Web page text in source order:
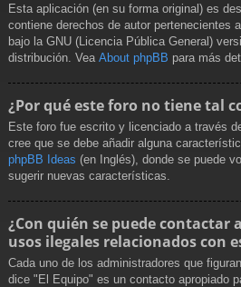
Esta aplicación (en su forma original) es
contiene derechos de autor pertenecientes a
bajo la GNU (Licencia Pública General)
distribución. Vea About phpBB para más
¿Por qué este foro no tiene tal
Este foro fue escrito y licenciado a través
cree que se debe añadir alguna
phpBB Ideas (en Inglés), donde se puede
sugerir nuevas características.
¿Con quién se puede contactar
usos ilegales relacionados con
Cada uno de los administradores que
dice "El Equipo" es un contacto apropiado